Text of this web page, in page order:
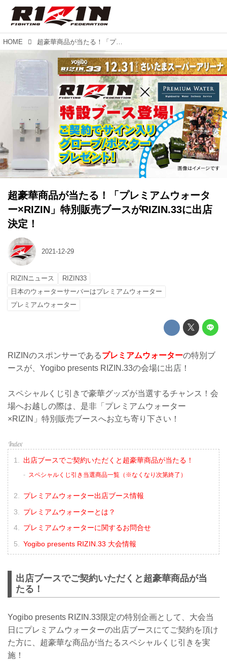
HOME 超豪華商品が当たる！「プレミアムウォーター×RIZIN」特別販売ブースがRIZIN.33に出店決定！
超豪華商品が当たる！「プレミアムウォータ
ー×RIZIN」特別販売ブースがRIZIN.33に出店
決定！
2021-12-29
RIZINニュース
RIZIN33
日本のウォーターサーバーはプレミアムウォーター
プレミアムウォーター
RIZINのスポンサーであるプレミアムウォーターの特別ブ
ースが、Yogibo presents RIZIN.33の会場に出店！
スペシャルくじ引きで豪華グッズが当選するチャンス！会
場へお越しの際は、是非「プレミアムウォーター
×RIZIN」特別販売ブースへお立ち寄り下さい！
出店ブースでご契約いただくと超豪華商品が当たる！
スペシャルくじ引き当選商品一覧（※なくなり次第終了）
プレミアムウォーター出店ブース情報
プレミアムウォーターとは？
プレミアムウォーターに関するお問合せ
Yogibo presents RIZIN.33 大会情報
出店ブースでご契約いただくと超豪華商品が当
たる！
Yogibo presents RIZIN.33限定の特別企画として、大会当
日にプレミアムウォーターの出店ブースにてご契約を頂け
た方に、超豪華な商品が当たるスペシャルくじ引きを実
施！